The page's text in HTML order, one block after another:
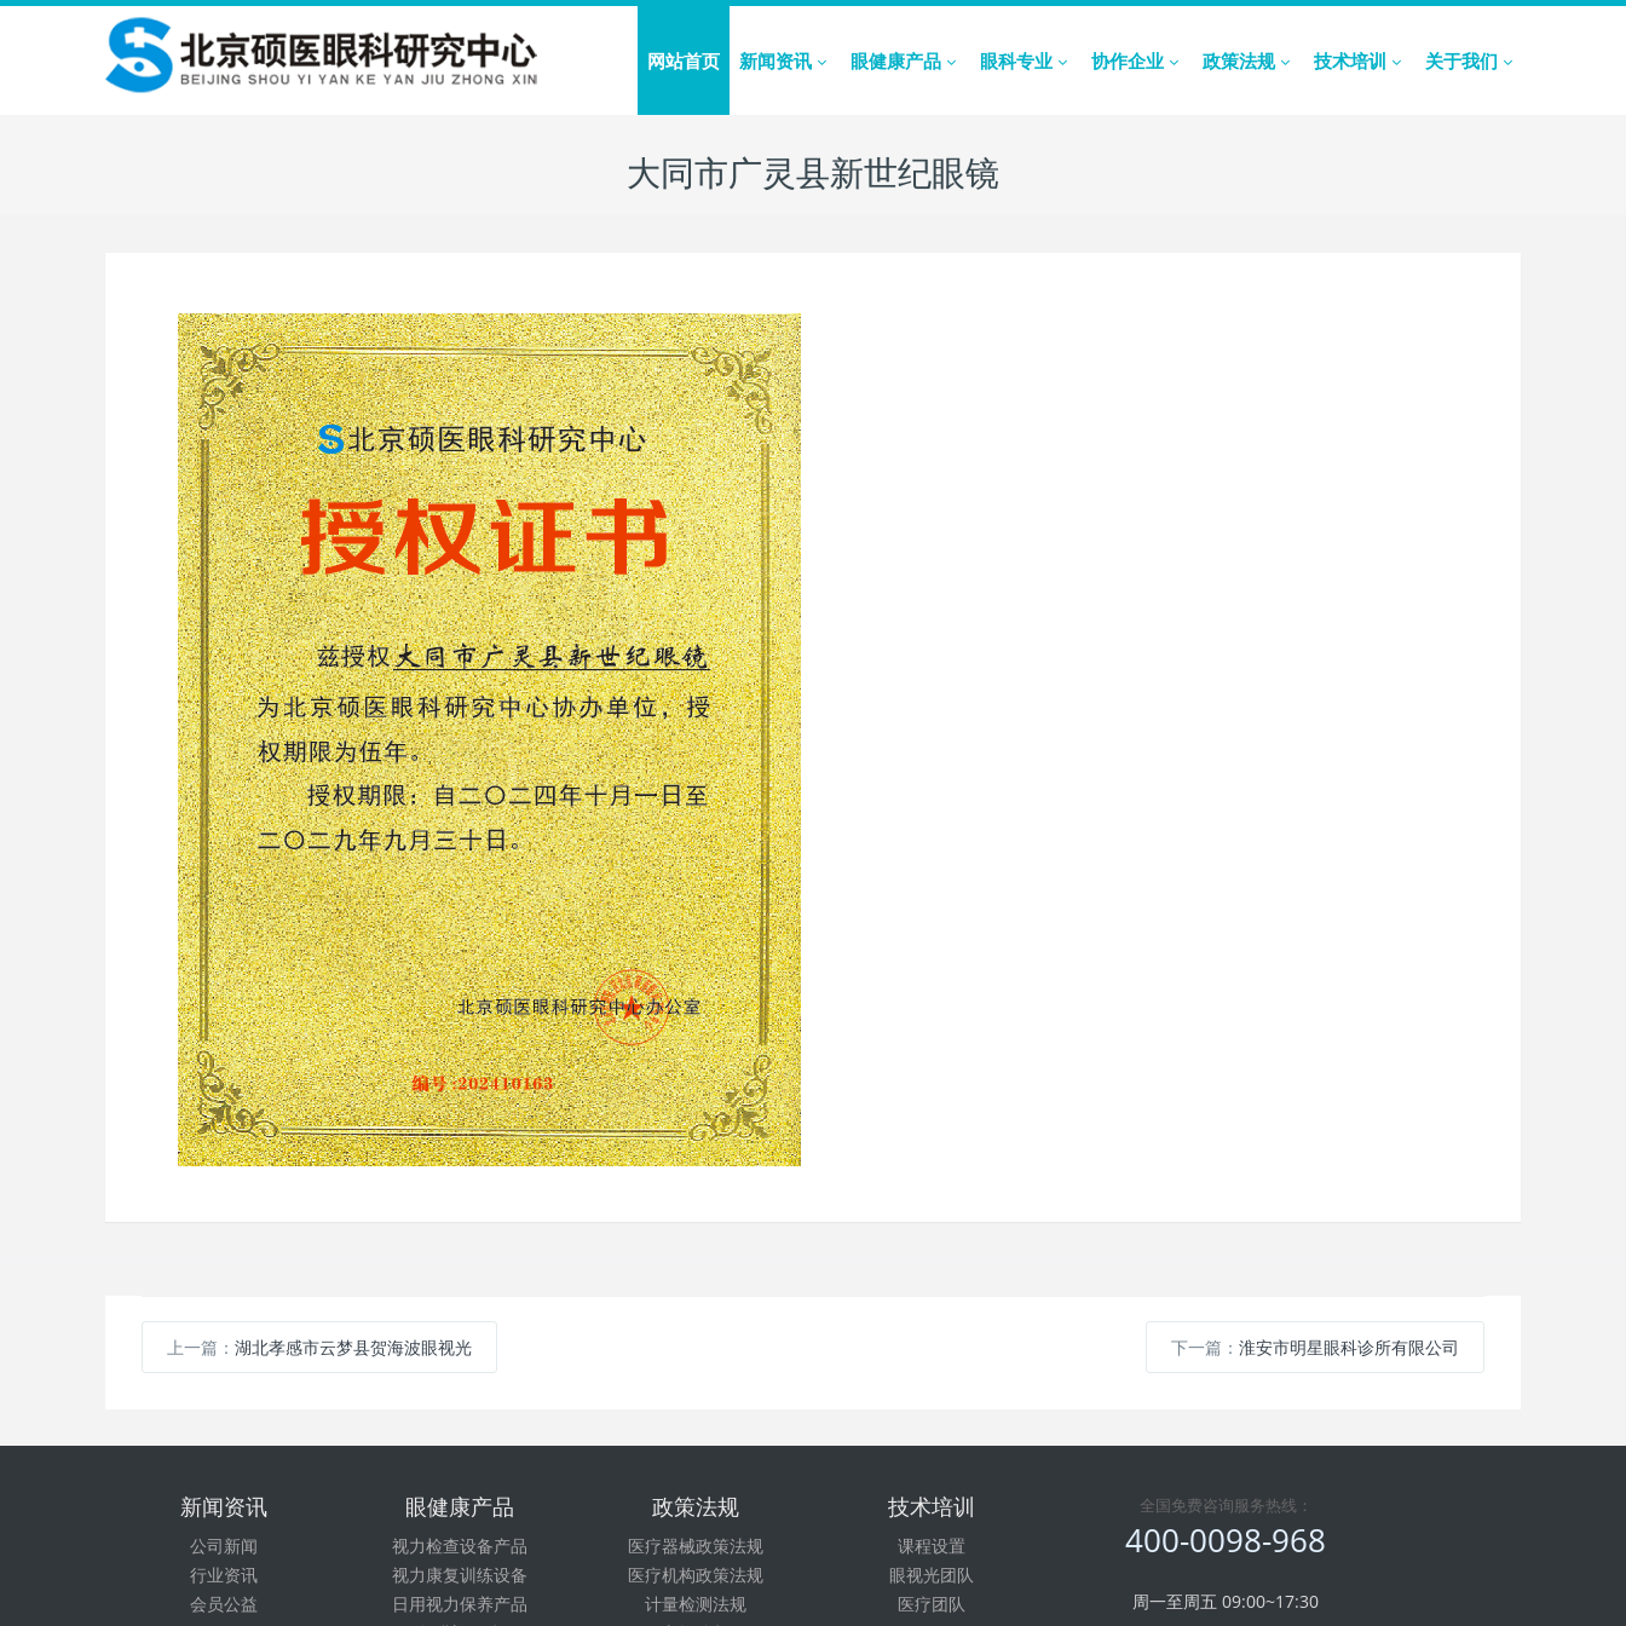
网站首页 新闻资讯 眼健康产品 眼科专业 协作企业 政策法规 技术培训 关于我们
大同市广灵县新世纪眼镜
上一篇： 湖北孝感市云梦县贺海波眼视光 下一篇： 淮安市明星眼科诊所有限公司
新闻资讯
公司新闻
行业资讯
会员公益
眼健康产品
视力检查设备产品
视力康复训练设备
日用视力保养产品
政策法规
医疗器械政策法规
医疗机构政策法规
计量检测法规
技术培训
课程设置
眼视光团队
医疗团队
全国免费咨询服务热线：
400-0098-968
周一至周五 09:00~17:30